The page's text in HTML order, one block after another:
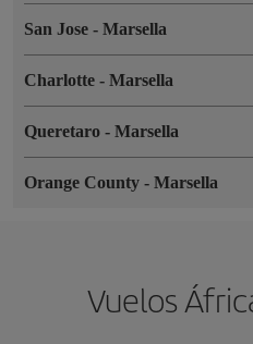
San Jose - Marsella
Charlotte - Marsella
Queretaro - Marsella
Orange County - Marsella
Vuelos